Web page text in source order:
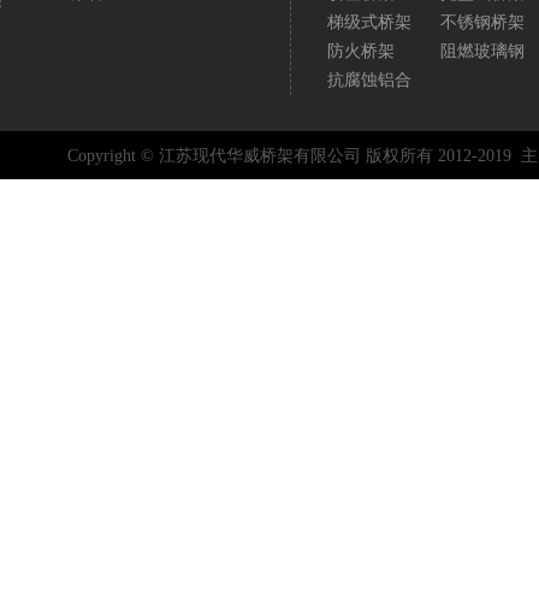
梯级式桥架
不锈钢桥架
防火桥架
阻燃玻璃钢
抗腐蚀铝合
Copyright © 江苏现代华威桥架有限公司 版权所有 2012-2019